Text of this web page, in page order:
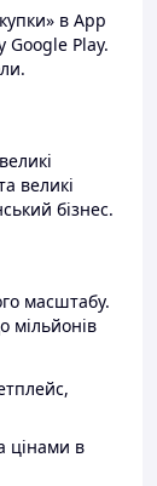
в App
Google Play.
великі
бізнес.
масштабу.
мільйонів
цінами в